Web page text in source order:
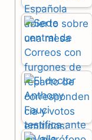
o
o
k